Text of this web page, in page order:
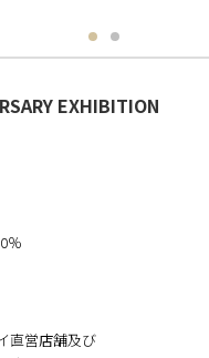
EXHIBITION
％
直営店舗及び